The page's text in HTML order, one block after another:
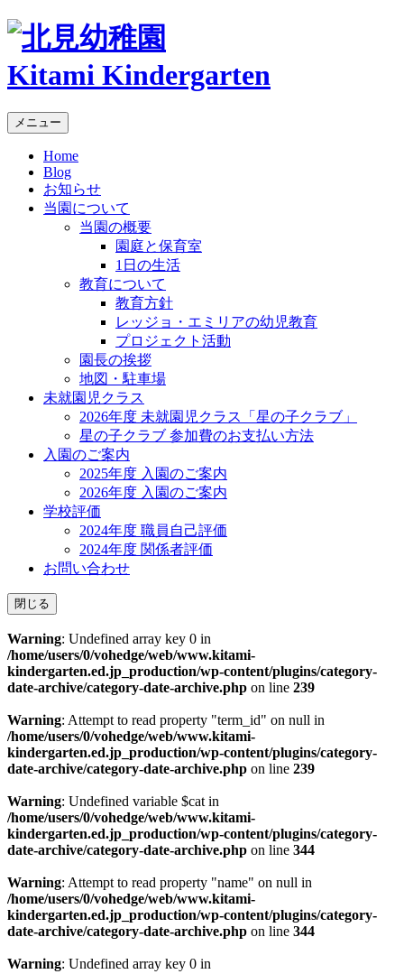
Kitami Kindergarten
メニュー
Home
Blog
お知らせ
当園について
当園の概要
園庭と保育室
1日の生活
教育について
教育方針
レッジョ・エミリアの幼児教育
プロジェクト活動
園長の挨拶
地図・駐車場
未就園児クラス
2026年度 未就園児クラス「星の子クラブ」
星の子クラブ 参加費のお支払い方法
入園のご案内
2025年度 入園のご案内
2026年度 入園のご案内
学校評価
2024年度 職員自己評価
2024年度 関係者評価
お問い合わせ
閉じる
Warning: Undefined array key 0 in
/home/users/0/vohedge/web/www.kitami-
kindergarten.ed.jp_production/wp-content/plugins/category-
date-archive/category-date-archive.php on line 239
Warning: Attempt to read property "term_id" on null in
/home/users/0/vohedge/web/www.kitami-
kindergarten.ed.jp_production/wp-content/plugins/category-
date-archive/category-date-archive.php on line 239
Warning: Undefined variable $cat in
/home/users/0/vohedge/web/www.kitami-
kindergarten.ed.jp_production/wp-content/plugins/category-
date-archive/category-date-archive.php on line 344
Warning: Attempt to read property "name" on null in
/home/users/0/vohedge/web/www.kitami-
kindergarten.ed.jp_production/wp-content/plugins/category-
date-archive/category-date-archive.php on line 344
Warning: Undefined array key 0 in